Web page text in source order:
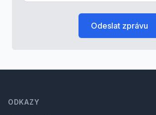
Odeslat zprávu
ODKAZY